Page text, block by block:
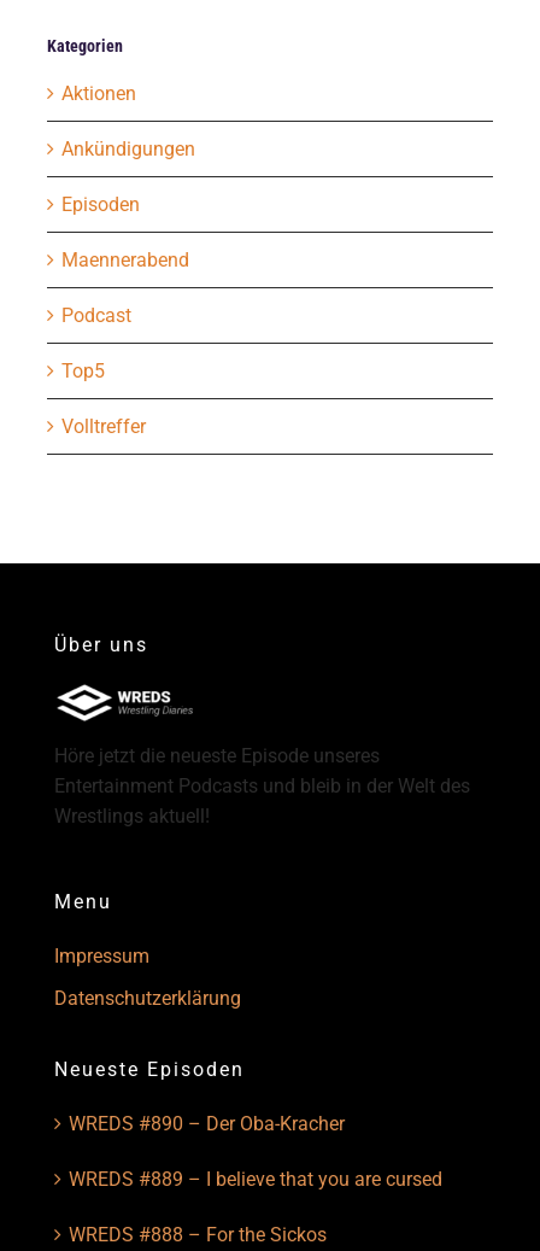
Kategorien
Aktionen
Ankündigungen
Episoden
Maennerabend
Podcast
Top5
Volltreffer
Über uns
Höre jetzt die neueste Episode unseres
Entertainment Podcasts und bleib in der Welt des
Wrestlings aktuell!
Menu
Impressum
Datenschutzerklärung
Neueste Episoden
WREDS #890 – Der Oba-Kracher
WREDS #889 – I believe that you are cursed
WREDS #888 – For the Sickos